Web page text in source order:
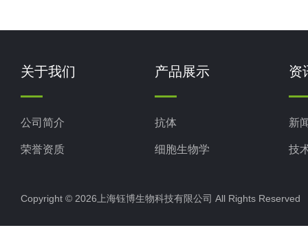
关于我们
公司简介
荣誉资质
产品展示
抗体
细胞生物学
资
新
技
Copyright © 2026上海钰博生物科技有限公司 All Rights